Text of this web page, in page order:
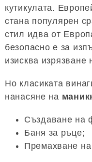
кутикулата.
стана популярен
стил идва от
безопасно е за
изисква изрязване
Но класиката
нанасяне на
Създаване на
Баня за ръце;
Премахване на